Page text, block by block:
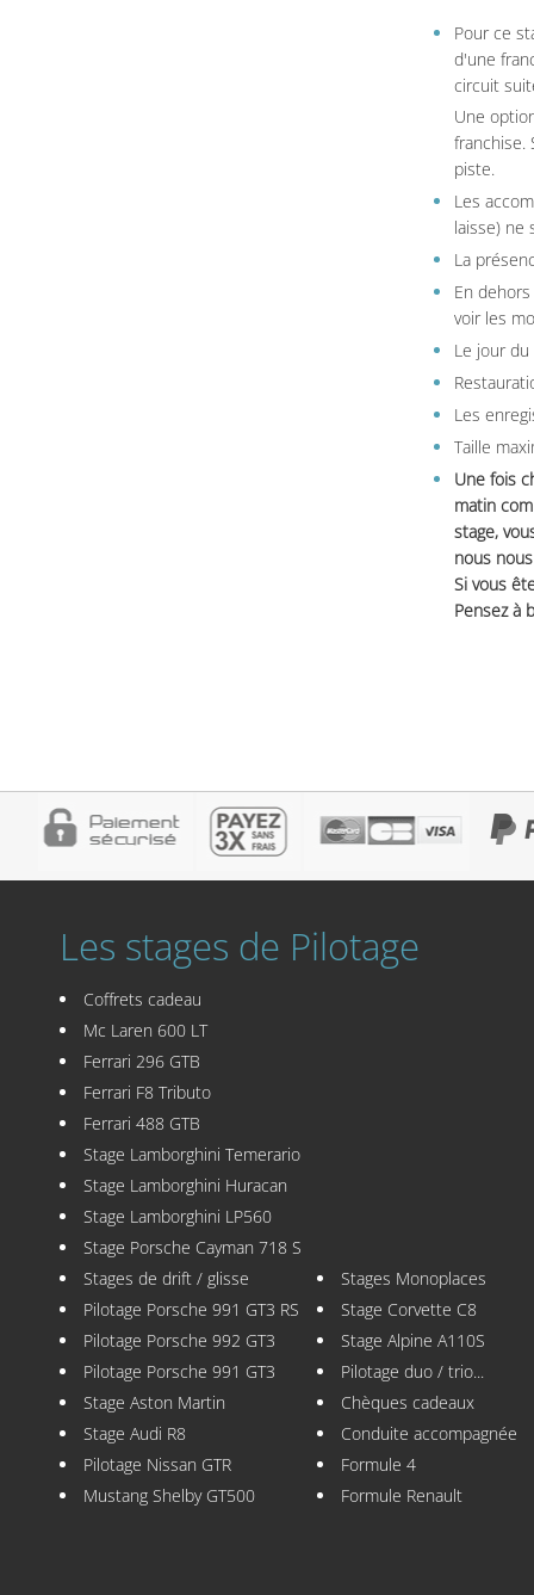
Pour ce
d'une
circuit
Une
franchise.
piste.
Les
laisse) ne
La
En
voir les
Le jour
Les
Taille
Une fois
matin
stage,
nous
Si vous
Pensez à
Les stages de Pilotage
Coffrets cadeau
Mc Laren 600 LT
Ferrari 296 GTB
Ferrari F8 Tributo
Ferrari 488 GTB
Stage Lamborghini Temerario
Stage Lamborghini Huracan
Stage Lamborghini LP560
Stage Porsche Cayman 718 S
Stages de drift / glisse
Pilotage Porsche 991 GT3 RS
Pilotage Porsche 992 GT3
Pilotage Porsche 991 GT3
Stage Aston Martin
Stage Audi R8
Pilotage Nissan GTR
Mustang Shelby GT500
Stages Monoplaces
Stage Corvette C8
Stage Alpine A110S
Pilotage duo / trio...
Chèques cadeaux
Conduite accompagnée
Formule 4
Formule Renault